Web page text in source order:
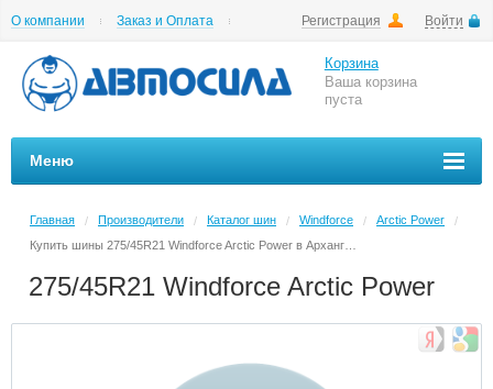
Регистрация Войти
О компании
Заказ и Оплата
Корзина
Ваша корзина
пуста
Меню
Главная / Производители / Каталог шин / Windforce / Arctic Power
/
275/45R21 Windforce Arctic Power